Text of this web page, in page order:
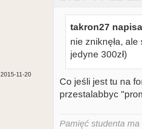
2015-11-20
takron27
nie zniknęła,
jedyne 300zł)
Co jeśli jest tu na
przestalabbyc
Pamięć studenta